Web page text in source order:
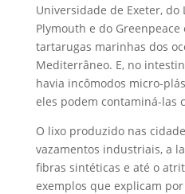
Universidade de Exeter,
Plymouth e do
tartarugas marinhas dos
Mediterrâneo. E, no
havia incômodos micro-
eles podem contaminá-las
O lixo produzido nas
vazamentos industriais, a
fibras sintéticas e até o
exemplos que explicam